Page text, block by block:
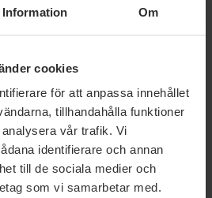
Information Om
cookies
för att anpassa innehållet
tillhandahålla funktioner
vår trafik. Vi
identifierare och annan
till de sociala medier och
som vi samarbetar med.